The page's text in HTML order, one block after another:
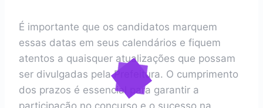
É importante que os candidatos marquem
essas datas em seus calendários e fiquem
atentos a quaisquer atualizações que possam
ser divulgadas pela Prefeitura. O cumprimento
dos prazos é essencial para garantir a
participação no concurso e o sucesso na